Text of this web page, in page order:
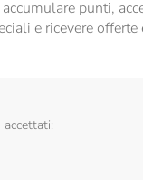
punti,
e ricevere offerte